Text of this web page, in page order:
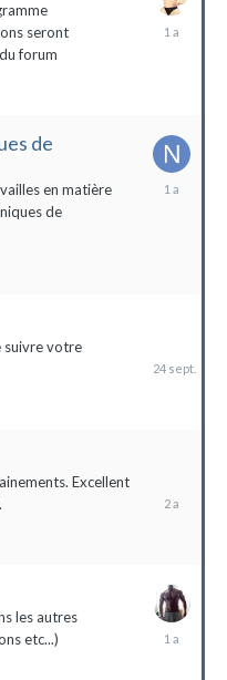
seront
forum
20
de
en matière
de
25
suivre votre
2023
Excellent
2022
les autres
etc...)
10